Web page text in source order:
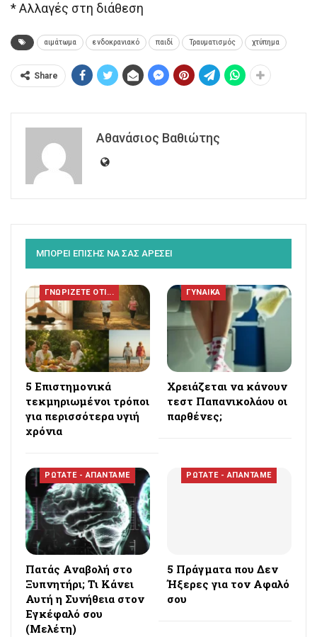
* Αλλαγές στη διάθεση
αιμάτωμα ενδοκρανιακό παιδί Τραυματισμός χτύπημα
Share
Αθανάσιος Βαθιώτης
ΜΠΟΡΕΙ ΕΠΙΣΗΣ ΝΑ ΣΑΣ ΑΡΕΣΕΙ
ΓΝΩΡΙΖΕΤΕ ΟΤΙ...
5 Επιστημονικά
τεκμηριωμένοι τρόποι
για περισσότερα υγιή
χρόνια
ΓΥΝΑΙΚΑ
Χρειάζεται να κάνουν
τεστ Παπανικολάου οι
παρθένες;
ΡΩΤΑΤΕ - ΑΠΑΝΤΑΜΕ
Πατάς Αναβολή στο
Ξυπνητήρι; Τι Κάνει
Αυτή η Συνήθεια στον
Εγκέφαλό σου
(Μελέτη)
ΡΩΤΑΤΕ - ΑΠΑΝΤΑΜΕ
5 Πράγματα που Δεν
Ήξερες για τον Αφαλό
σου